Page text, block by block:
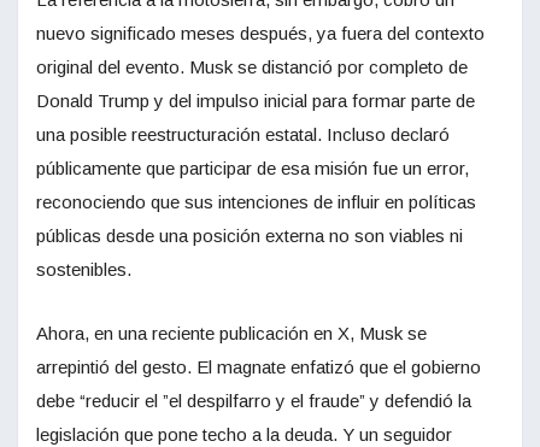
nuevo significado meses después, ya fuera del contexto
original del evento. Musk se distanció por completo de
Donald Trump y del impulso inicial para formar parte de
una posible reestructuración estatal. Incluso declaró
públicamente que participar de esa misión fue un error,
reconociendo que sus intenciones de influir en políticas
públicas desde una posición externa no son viables ni
sostenibles.
Ahora, en una reciente publicación en X, Musk se
arrepintió del gesto. El magnate enfatizó que el gobierno
debe “reducir el ”el despilfarro y el fraude” y defendió la
legislación que pone techo a la deuda. Y un seguidor